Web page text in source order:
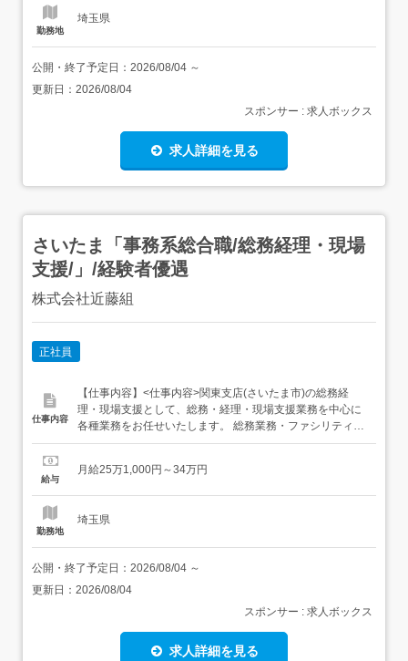
勤務地
埼玉県
公開・終了予定日： 2026/08/04 ～
更新日： 2026/08/04
スポンサー : 求人ボックス
求人詳細を見る
さいたま「事務系総合職/総務経理・現場
支援/」/経験者優遇
株式会社近藤組
正社員
仕事内容
【仕事内容】<仕事内容>関東支店(さいたま市)の総務経
理・現場支援として、総務・経理・現場支援業務を中心に
各種業務をお任せいたします。 総務業務・ファシリティマ
ネジメント(備品管理、設備保全など)・文書の管理・福利
定科目の残高管理、仕入代金等支払業務・債権、債務管
給与
月給25万1,000円～34万円
勤務地
埼玉県
公開・終了予定日： 2026/08/04 ～
更新日： 2026/08/04
スポンサー : 求人ボックス
求人詳細を見る